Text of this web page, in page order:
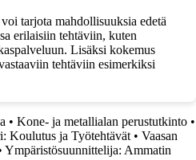
tarjota mahdollisuuksia edetä
erilaisiin tehtäviin, kuten
Lisäksi kokemus
tehtäviin esimerkiksi
• Kone- ja metallialan perustutkinto •
Koulutus ja Työtehtävät • Vaasan
Ympäristösuunnittelija: Ammatin